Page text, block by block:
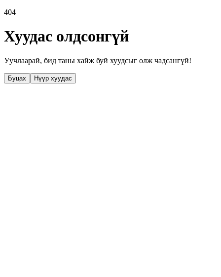
404
Хуудас олдсонгүй
Уучлаарай, бид таны хайж буй хуудсыг олж чадсангүй!
Буцах Нүүр хуудас